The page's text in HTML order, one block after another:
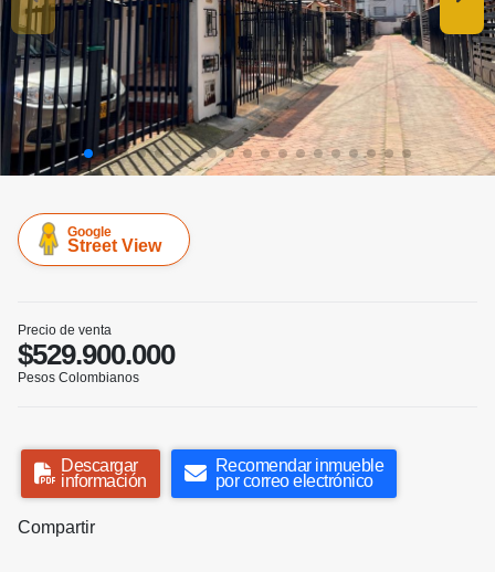
Google
Street View
Precio de venta
$529.900.000
Pesos Colombianos
Descargar
información
Recomendar inmueble
por correo electrónico
Compartir